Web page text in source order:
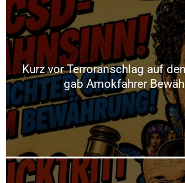
Kurz vor Terroranschlag auf
gab Amokfahrer